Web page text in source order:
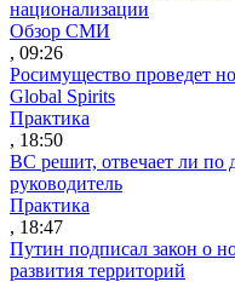
национализации
Обзор СМИ
, 09:26
Росимущество проведет
Global Spirits
Практика
, 18:50
ВС решит, отвечает ли
руководитель
Практика
, 18:47
Путин подписал закон о
развития территорий